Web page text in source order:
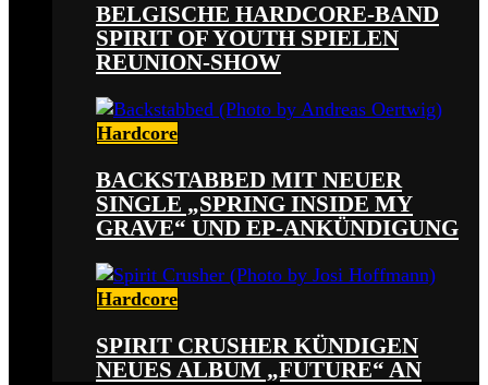
BELGISCHE HARDCORE-BAND
SPIRIT OF YOUTH SPIELEN
REUNION-SHOW
Hardcore
BACKSTABBED MIT NEUER
SINGLE „SPRING INSIDE MY
GRAVE“ UND EP-ANKÜNDIGUNG
Hardcore
SPIRIT CRUSHER KÜNDIGEN
NEUES ALBUM „FUTURE“ AN